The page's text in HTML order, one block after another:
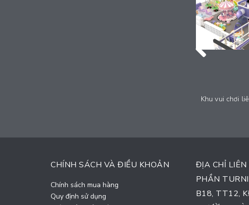
CHÍNH SÁCH VÀ ĐIỀU KHOẢN
Chính sách mua hàng
Quy định sử dụng
ĐỊA CHỈ LIÊN
PHẦN
B18, TT12,